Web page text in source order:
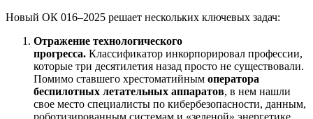
Новый ОК 016–2025 решает нескольких ключевых задач:
Отражение технологического
прогресса. Классификатор инкорпорировал профессии,
которые три десятилетия назад просто не существовали.
Помимо ставшего хрестоматийным оператора
беспилотных летательных аппаратов, в нем нашли
свое место специалисты по кибербезопасности, данным,
роботизированным системам и «зеленой» энергетике.